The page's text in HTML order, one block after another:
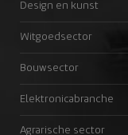
Design en kunst
Witgoedsector
Bouwsector
Elektronicabranche
Agrarische sector